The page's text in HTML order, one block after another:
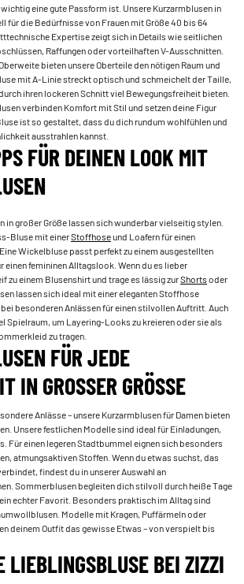
eine gute Passform ist. Unsere Kurzarmblusen in
für die Bedürfnisse von Frauen mit Größe 40 bis 64
Expertise zeigt sich in Details wie seitlichen
Raffungen oder vorteilhaften V-Ausschnitten.
bieten unsere Oberteile den nötigen Raum und
mit A-Linie streckt optisch und schmeichelt der Taille,
ihren lockeren Schnitt viel Bewegungsfreiheit bieten.
verbinden Komfort mit Stil und setzen deine Figur
ist so gestaltet, dass du dich rundum wohlfühlen und
ausstrahlen kannst.
FÜR DEINEN LOOK MIT
in großer Größe lassen sich wunderbar vielseitig stylen.
Bluse mit einerStoffhoseund Loafern für einen
Wickelbluse passt perfekt zu einem ausgestellten
einen femininen Alltagslook. Wenn du es lieber
zu einem Blusenshirt und trage es lässig zurShortsoder
lassen sich ideal mit einer eleganten Stoffhose
besonderen Anlässen für einen stilvollen Auftritt. Auch
Spielraum, um Layering-Looks zu kreieren oder sie als
zu tragen.
FÜR JEDE
IN GROSSER GRÖSSE
Anlässe – unsere Kurzarmblusen für Damen bieten
Unsere festlichen Modelle sind ideal für Einladungen,
Für einen legeren Stadtbummel eignen sich besonders
atmungsaktiven Stoffen. Wenn du etwas suchst, das
findest du in unserer Auswahl an
Sommerblusen begleiten dich stilvoll durch heiße Tage
echter Favorit. Besonders praktisch im Alltag sind
Modelle mit Kragen, Puffärmeln oder
deinem Outfit das gewisse Etwas – von verspielt bis
LIEBLINGSBLUSE BEI ZIZZI